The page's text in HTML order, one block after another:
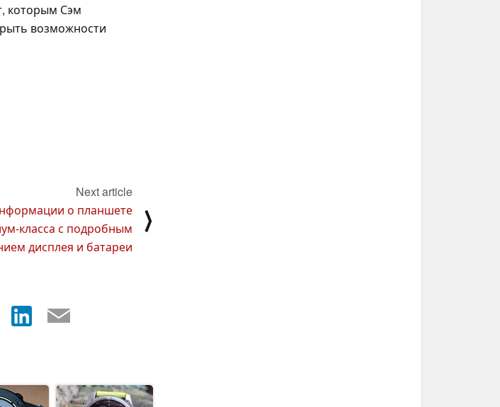
которым Сэм
возможности
Next article
о планшете
класса с подробным
дисплея и батареи
⟩